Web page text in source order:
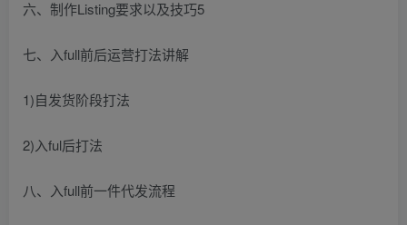
六、制作Listing要求以及技巧5
七、入full前后运营打法讲解
1)自发货阶段打法
2)入ful后打法
八、入full前一件代发流程